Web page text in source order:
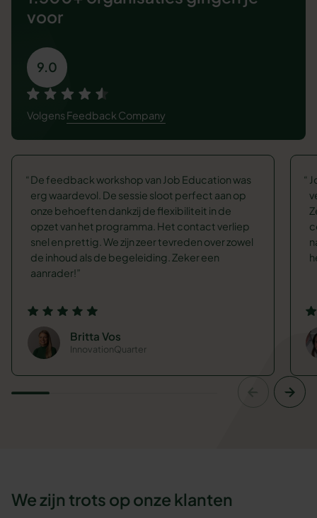
voor
9.0
VolgensFeedback Company
De feedback workshop van Job Education was
erg waardevol. De sessie sloot perfect aan op
onze behoeften dankzij de flexibiliteit in de
opzet van het programma. Het contact verliep
snel en prettig. We zijn zeer tevreden over zowel
de inhoud als de begeleiding. Zeker een
aanrader!
Britta Vos
InnovationQuarter
We zijn trots op onze klanten